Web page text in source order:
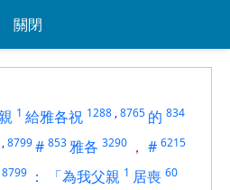
關閉
1 給雅各祝 1288 ,8765 的 834
,8799# 853雅各 3290 ， # 6215
8799 ： 「為我父親 1 居喪 60